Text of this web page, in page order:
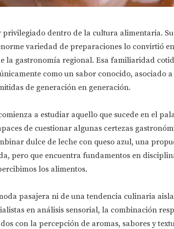
dentro de la cultura alimentaria.
variedad de preparaciones lo convirtió
la gastronomía regional. Esa familiaridad
como un sabor conocido, asociado
de generación en generación.
a estudiar aquello que sucede en el
de cuestionar algunas certezas
dulce de leche con queso azul, una
pero que encuentra fundamentos en
los alimentos.
pasajera ni de una tendencia culinaria
en análisis sensorial, la combinación
con la percepción de aromas, sabores y